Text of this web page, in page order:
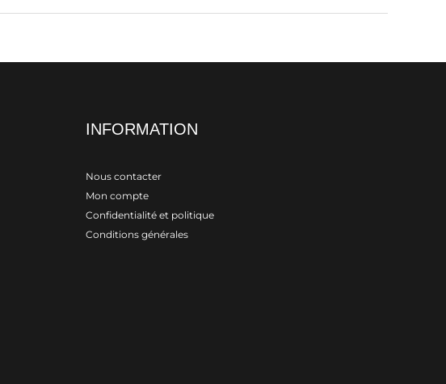
INFORMATION
Nous contacter
Mon compte
Confidentialité et politique
Conditions générales